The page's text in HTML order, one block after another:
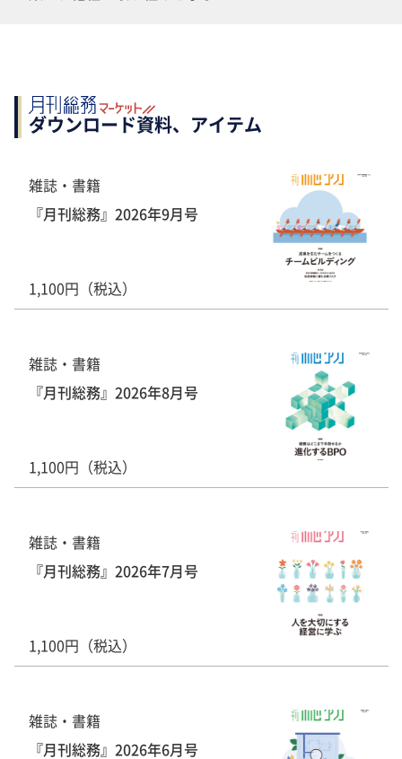
ダウンロード資料、アイテム
雑誌・書籍
『月刊総務』2026年9月号
1,100円（税込）
雑誌・書籍
『月刊総務』2026年8月号
1,100円（税込）
雑誌・書籍
『月刊総務』2026年7月号
1,100円（税込）
雑誌・書籍
『月刊総務』2026年6月号